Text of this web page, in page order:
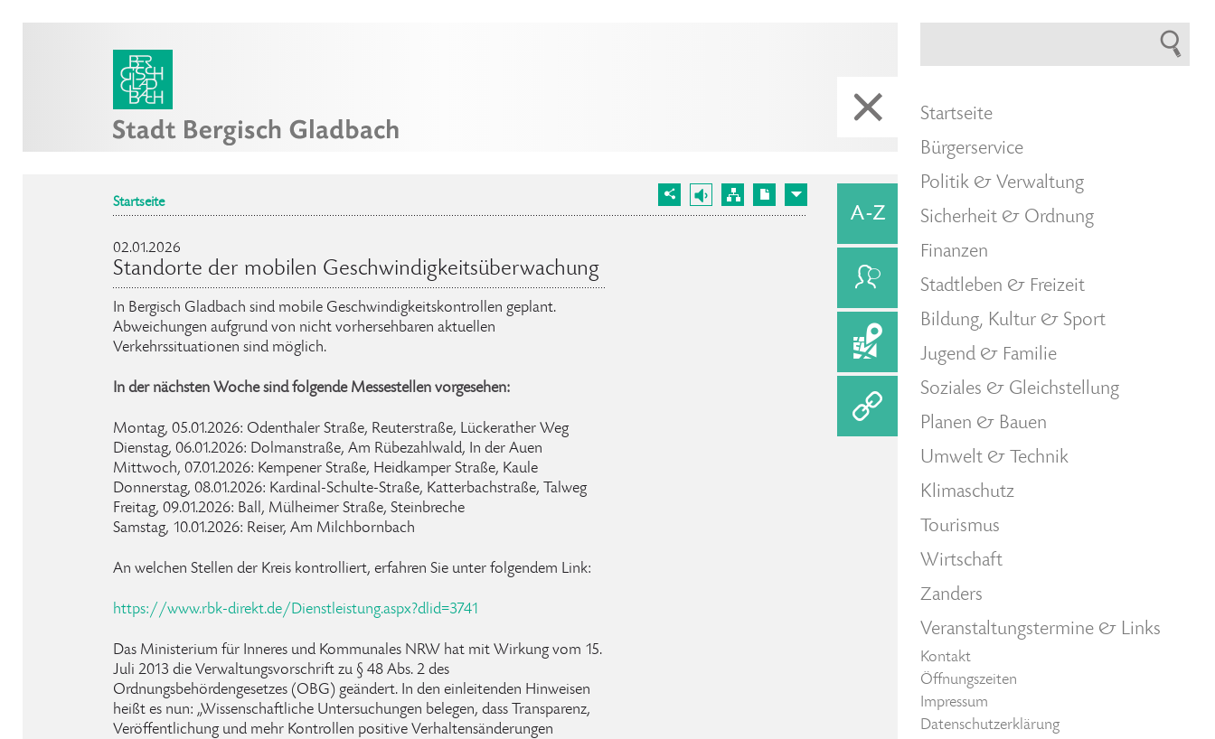
Startseite
02.01.2026
Standorte der mobilen Geschwindigkeitsüberwachung
In Bergisch Gladbach sind mobile Geschwindigkeitskontrollen geplant.
Abweichungen aufgrund von nicht vorhersehbaren aktuellen
Verkehrssituationen sind möglich.
In der nächsten Woche sind folgende Messestellen vorgesehen:
Montag, 05.01.2026: Odenthaler Straße, Reuterstraße, Lückerather Weg
Dienstag, 06.01.2026: Dolmanstraße, Am Rübezahlwald, In der Auen
Mittwoch, 07.01.2026: Kempener Straße, Heidkamper Straße, Kaule
Donnerstag, 08.01.2026: Kardinal-Schulte-Straße, Katterbachstraße, Talweg
Freitag, 09.01.2026: Ball, Mülheimer Straße, Steinbreche
Samstag, 10.01.2026: Reiser, Am Milchbornbach
An welchen Stellen der Kreis kontrolliert, erfahren Sie unter folgendem Link:
https://www.rbk-direkt.de/Dienstleistung.aspx?dlid=3741
Das Ministerium für Inneres und Kommunales NRW hat mit Wirkung vom 15.
Juli 2013 die Verwaltungsvorschrift zu § 48 Abs. 2 des
Ordnungsbehördengesetzes (OBG) geändert. In den einleitenden Hinweisen
heißt es nun: „Wissenschaftliche Untersuchungen belegen, dass Transparenz,
Veröffentlichung und mehr Kontrollen positive Verhaltensänderungen
Startseite
Bürgerservice
Politik & Verwaltung
Sicherheit & Ordnung
Finanzen
Stadtleben & Freizeit
Bildung, Kultur & Sport
Jugend & Familie
Soziales & Gleichstellung
Planen & Bauen
Umwelt & Technik
Klimaschutz
Tourismus
Wirtschaft
Zanders
Veranstaltungstermine & Links
Kontakt
Öffnungszeiten
Impressum
Datenschutzerklärung